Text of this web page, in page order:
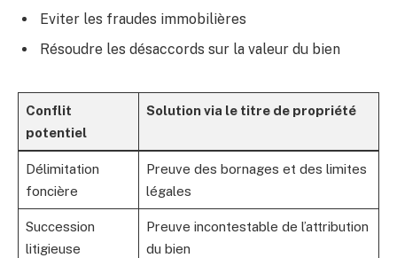
Eviter les fraudes immobilières
Résoudre les désaccords sur la valeur du bien
Conflit
potentiel
Solution via le titre de propriété
Délimitation
foncière
Preuve des bornages et des limites
légales
Succession
litigieuse
Preuve incontestable de l’attribution
du bien